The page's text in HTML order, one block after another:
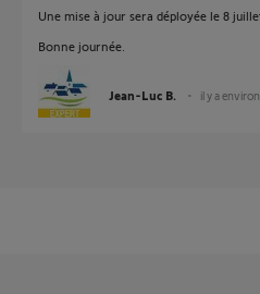
Une mise à jour sera déployée le 8
Bonne journée.
Jean-Luc B. il y a